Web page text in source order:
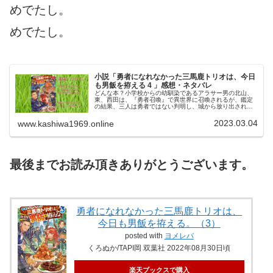
めでたし。
めでたし。
小説「勇者になれなかった三馬鹿トリオは、今日
も男飯を拵える 4 」感想・ネタバレ
どんな本？小学校からの幼馴染であるアラサー男の北山、
東、西田は、『勇者召喚』で異世界に召喚されるが、鑑定
の結果、三人は勇者ではない判明し、城から放り出されて
ったが……これが意外と面白い！お...
www.kashiwa1969.online 2023.03.04
最後までお読み頂きありがとうございます。
勇者になれなかった三馬鹿トリオは、
今日も男飯を拵える。（3）
posted with ヨメレバ
くろぬか/TAPI岡 双葉社 2022年08月30日頃
楽天ブックスで購入